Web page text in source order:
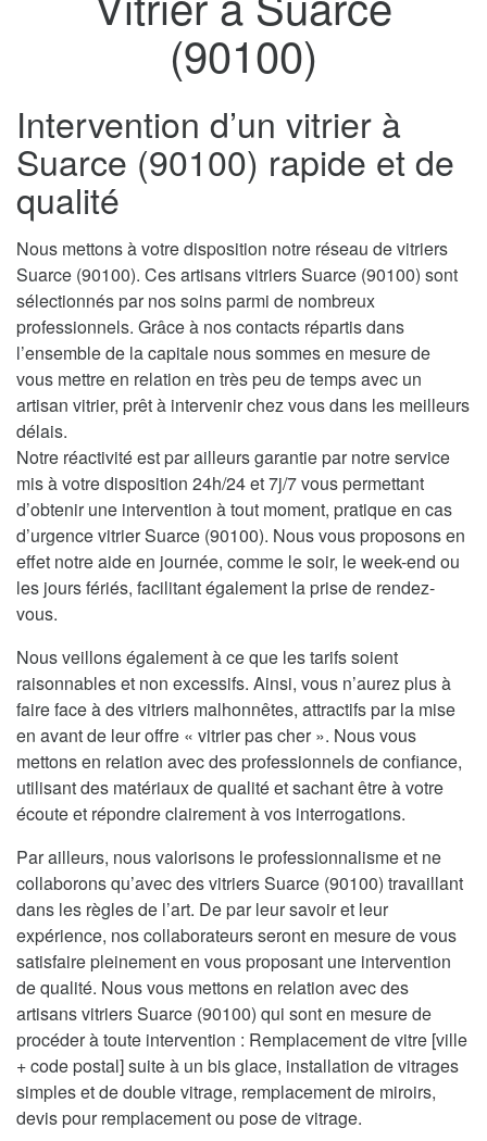
(90100)
Intervention d’un vitrier à
Suarce (90100) rapide et de
qualité
Nous mettons à votre disposition notre réseau de vitriers
Suarce (90100). Ces artisans vitriers Suarce (90100) sont
sélectionnés par nos soins parmi de nombreux
professionnels. Grâce à nos contacts répartis dans
l’ensemble de la capitale nous sommes en mesure de
vous mettre en relation en très peu de temps avec un
artisan vitrier, prêt à intervenir chez vous dans les meilleurs
délais.
Notre réactivité est par ailleurs garantie par notre service
mis à votre disposition 24h/24 et 7j/7 vous permettant
d’obtenir une intervention à tout moment, pratique en cas
d’urgence vitrier Suarce (90100). Nous vous proposons en
effet notre aide en journée, comme le soir, le week-end ou
les jours fériés, facilitant également la prise de rendez-
vous.
Nous veillons également à ce que les tarifs soient
raisonnables et non excessifs. Ainsi, vous n’aurez plus à
faire face à des vitriers malhonnêtes, attractifs par la mise
en avant de leur offre « vitrier pas cher ». Nous vous
mettons en relation avec des professionnels de confiance,
utilisant des matériaux de qualité et sachant être à votre
écoute et répondre clairement à vos interrogations.
Par ailleurs, nous valorisons le professionnalisme et ne
collaborons qu’avec des vitriers Suarce (90100) travaillant
dans les règles de l’art. De par leur savoir et leur
expérience, nos collaborateurs seront en mesure de vous
satisfaire pleinement en vous proposant une intervention
de qualité. Nous vous mettons en relation avec des
artisans vitriers Suarce (90100) qui sont en mesure de
procéder à toute intervention : Remplacement de vitre [ville
+ code postal] suite à un bis glace, installation de vitrages
simples et de double vitrage, remplacement de miroirs,
devis pour remplacement ou pose de vitrage.